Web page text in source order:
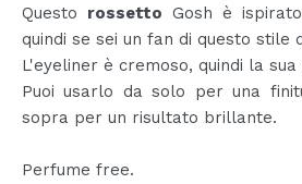
Questo rossetto Gosh è
quindi se sei un fan di questo stile
L'eyeliner è cremoso, quindi la
Puoi usarlo da solo per una
sopra per un risultato brillante.
Perfume free.